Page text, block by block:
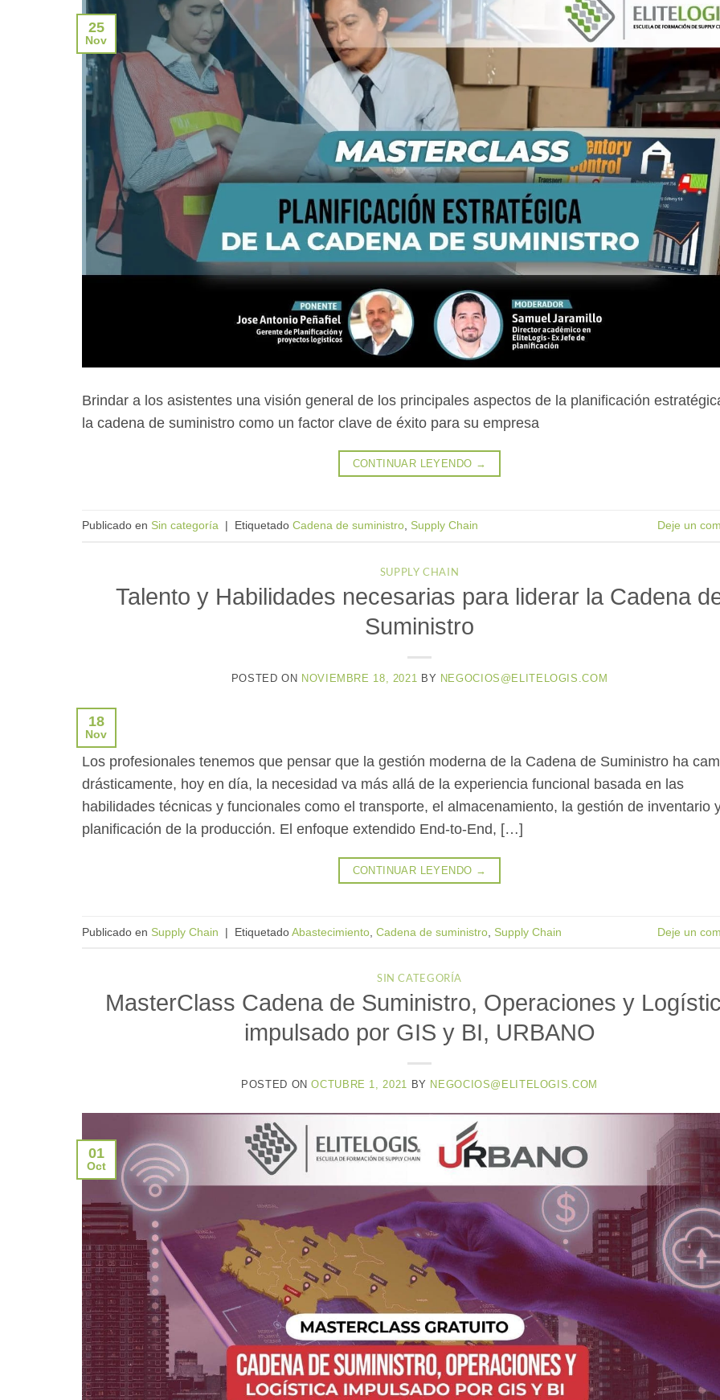
25
Nov
Brindar a los asistentes una visión general de los principales aspectos de la planificación
la cadena de suministro como un factor clave de éxito para su empresa
CONTINUAR LEYENDO →
Publicado en Sin categoría | Etiquetado Cadena de suministro Supply Chain Deje un
SUPPLY CHAIN
Talento y Habilidades necesarias para liderar la Cadena
Suministro
POSTED ON NOVIEMBRE 18, 2021 BY NEGOCIOS@ELITELOGIS.COM
18
Nov
Los profesionales tenemos que pensar que la gestión moderna de la Cadena de Suministro ha
drásticamente, hoy en día, la necesidad va más allá de la experiencia funcional basada en las
habilidades técnicas y funcionales como el transporte, el almacenamiento, la gestión de inventario
planificación de la producción. El enfoque extendido End-to-End, […]
CONTINUAR LEYENDO →
Publicado en Supply Chain | EtiquetadoAbastecimiento Cadena de suministro Supply Chain Deje un
SIN CATEGORÍA
MasterClass Cadena de Suministro, Operaciones y
impulsado por GIS y BI, URBANO
POSTED ONOCTUBRE 1, 2021 BY NEGOCIOS@ELITELOGIS.COM
01
Oct